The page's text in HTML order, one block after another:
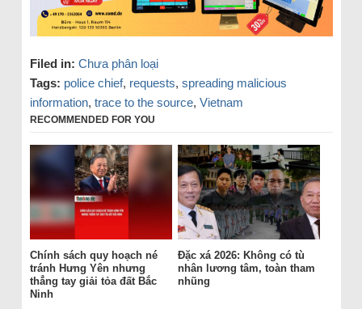
Filed in: Chưa phân loại
Tags: police chief, requests, spreading malicious
information, trace to the source, Vietnam
RECOMMENDED FOR YOU
Chính sách quy hoạch né
tránh Hưng Yên nhưng
thẳng tay giải tỏa đất Bắc
Ninh
Đặc xá 2026: Không có tù
nhân lương tâm, toàn tham
nhũng